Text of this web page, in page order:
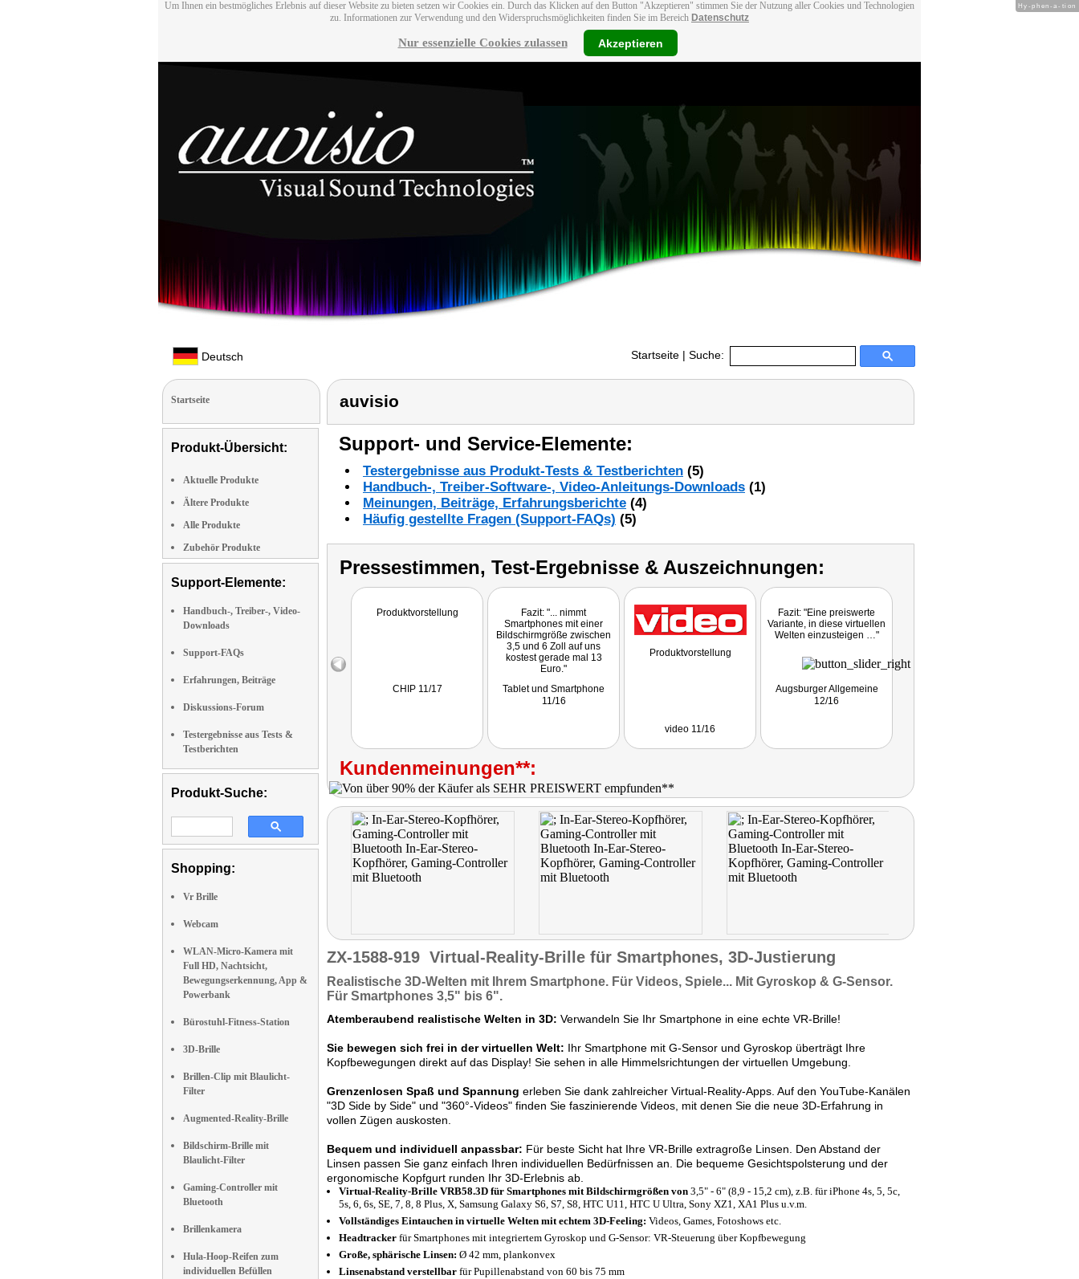
Um Ihnen ein bestmögliches Erlebnis auf dieser Website zu bieten setzen wir Cookies ein. Durch das Klicken auf den Button "Akzeptieren" stimmen Sie der Nutzung aller Cookies und Technologien
zu. Informationen zur Verwendung und den Widerspruchsmöglichkeiten finden Sie im Bereich Datenschutz
Nur essenzielle Cookies zulassen Akzeptieren
Deutsch Startseite | Suche:
Startseite
Produkt-Übersicht:
Aktuelle Produkte
Ältere Produkte
Alle Produkte
Zubehör Produkte
Support-Elemente:
Handbuch-, Treiber-, Video-
Downloads
Support-FAQs
Erfahrungen, Beiträge
Diskussions-Forum
Testergebnisse aus Tests &
Testberichten
Produkt-Suche:
Shopping:
Vr Brille
Webcam
WLAN-Micro-Kamera mit
Full HD, Nachtsicht,
Bewegungserkennung, App &
Powerbank
Bürostuhl-Fitness-Station
3D-Brille
Brillen-Clip mit Blaulicht-
Filter
Augmented-Reality-Brille
Bildschirm-Brille mit
Blaulicht-Filter
Gaming-Controller mit
Bluetooth
Brillenkamera
Hula-Hoop-Reifen zum
individuellen Befüllen
auvisio
Support- und Service-Elemente:
Testergebnisse aus Produkt-Tests & Testberichten (5)
Handbuch-, Treiber-Software-, Video-Anleitungs-Downloads (1)
Meinungen, Beiträge, Erfahrungsberichte (4)
Häufig gestellte Fragen (Support-FAQs) (5)
Pressestimmen, Test-Ergebnisse & Auszeichnungen:
Produktvorstellung
CHIP 11/17
Fazit: "... nimmt
Smartphones mit einer
Bildschirmgröße zwischen
3,5 und 6 Zoll auf uns
kostest gerade mal 13
Euro."
Tablet und Smartphone
11/16
Produktvorstellung
video 11/16
Fazit: "Eine preiswerte
Variante, in diese virtuellen
Welten einzusteigen …"
Augsburger Allgemeine
12/16
Kundenmeinungen**:
ZX-1588-919 Virtual-Reality-Brille für Smartphones, 3D-Justierung
Realistische 3D-Welten mit Ihrem Smartphone. Für Videos, Spiele... Mit Gyroskop & G-Sensor.
Für Smartphones 3,5" bis 6".
Atemberaubend realistische Welten in 3D: Verwandeln Sie Ihr Smartphone in eine echte VR-Brille!
Sie bewegen sich frei in der virtuellen Welt: Ihr Smartphone mit G-Sensor und Gyroskop überträgt Ihre
Kopfbewegungen direkt auf das Display! Sie sehen in alle Himmelsrichtungen der virtuellen Umgebung.
Grenzenlosen Spaß und Spannung erleben Sie dank zahlreicher Virtual-Reality-Apps. Auf den YouTube-Kanälen
"3D Side by Side" und "360°-Videos" finden Sie faszinierende Videos, mit denen Sie die neue 3D-Erfahrung in
vollen Zügen auskosten.
Bequem und individuell anpassbar: Für beste Sicht hat Ihre VR-Brille extragroße Linsen. Den Abstand der
Linsen passen Sie ganz einfach Ihren individuellen Bedürfnissen an. Die bequeme Gesichtspolsterung und der
ergonomische Kopfgurt runden Ihr 3D-Erlebnis ab.
Virtual-Reality-Brille VRB58.3D für Smartphones mit Bildschirmgrößen von 3,5" - 6" (8,9 - 15,2 cm), z.B. für iPhone 4s, 5, 5c,
5s, 6, 6s, SE, 7, 8, 8 Plus, X, Samsung Galaxy S6, S7, S8, HTC U11, HTC U Ultra, Sony XZ1, XA1 Plus u.v.m.
Vollständiges Eintauchen in virtuelle Welten mit echtem 3D-Feeling: Videos, Games, Fotoshows etc.
Headtracker für Smartphones mit integriertem Gyroskop und G-Sensor: VR-Steuerung über Kopfbewegung
Große, sphärische Linsen: Ø 42 mm, plankonvex
Linsenabstand verstellbar für Pupillenabstand von 60 bis 75 mm
Hy-phen-a-tion